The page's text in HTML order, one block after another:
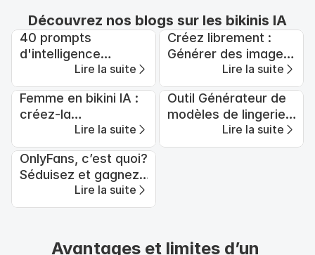
Découvrez nos blogs sur les bikinis IA
40 prompts
d'intelligence
artificielle ultra-
réalistes de filles en
bikini pour la
photographie de
maillots de bain et
de stations
balnéaires
Lire la suite
Créez librement :
Générer des images
et des vidéos de
femmes sexy avec
l'IA
Lire la suite
Femme en bikini IA :
créez-la
gratuitement en une
minute
Lire la suite
Outil Générateur de
modèles de lingerie
IA Gratuit en 2026
Lire la suite
OnlyFans, c’est quoi?
Séduisez et gagnez
avec APOB AILire la suite
Avantages et limites d’un